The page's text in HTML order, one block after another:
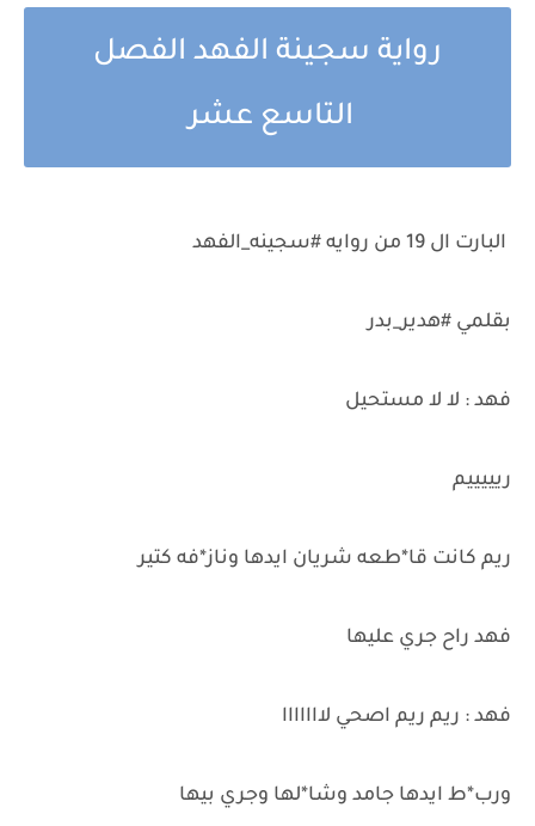
رواية سجينة الفهد الفصل
التاسع عشر
البارت ال 19 من روايه #سجينه_الفهد
بقلمي #هدير_بدر
فهد : لا لا مستحيل
ريييييم
ريم كانت قا*طعه شريان ايدها وناز*فه كتير
فهد راح جري عليها
فهد : ريم ريم اصحي لااااااا
ورب*ط ايدها جامد وشا*لها وجري بيها